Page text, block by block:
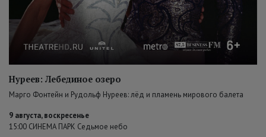
Нуреев: Лебединое озеро
Марго Фонтейн и Рудольф Нуреев: лёд и пламень мирового балета
9 августа, воскресенье
15:00 СИНЕМА ПАРК Седьмое небо